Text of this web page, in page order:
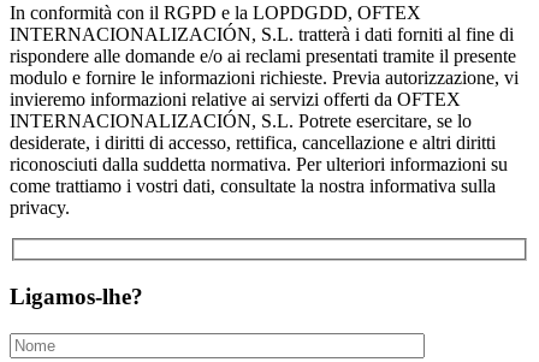
In conformità con il RGPD e la LOPDGDD, OFTEX
INTERNACIONALIZACIÓN, S.L. tratterà i dati forniti al fine di
rispondere alle domande e/o ai reclami presentati tramite il presente
modulo e fornire le informazioni richieste. Previa autorizzazione, vi
invieremo informazioni relative ai servizi offerti da OFTEX
INTERNACIONALIZACIÓN, S.L. Potrete esercitare, se lo
desiderate, i diritti di accesso, rettifica, cancellazione e altri diritti
riconosciuti dalla suddetta normativa. Per ulteriori informazioni su
come trattiamo i vostri dati, consultate la nostra informativa sulla
privacy.
Ligamos-lhe?